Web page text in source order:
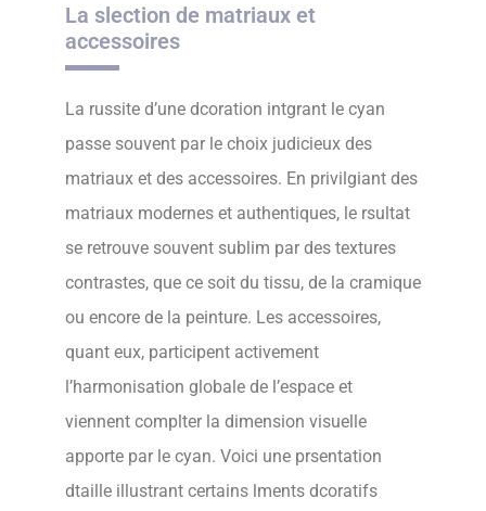
La slection de matriaux et
accessoires
La russite d’une dcoration intgrant le cyan
passe souvent par le choix judicieux des
matriaux et des accessoires. En privilgiant des
matriaux modernes et authentiques, le rsultat
se retrouve souvent sublim par des textures
contrastes, que ce soit du tissu, de la cramique
ou encore de la peinture. Les accessoires,
quant eux, participent activement
l’harmonisation globale de l’espace et
viennent complter la dimension visuelle
apporte par le cyan. Voici une prsentation
dtaille illustrant certains lments dcoratifs